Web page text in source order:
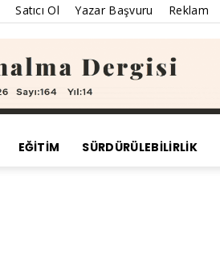
Satıcı Ol Yazar Başvuru Reklam
EĞİTİM SÜRDÜRÜLEBILIRLIK